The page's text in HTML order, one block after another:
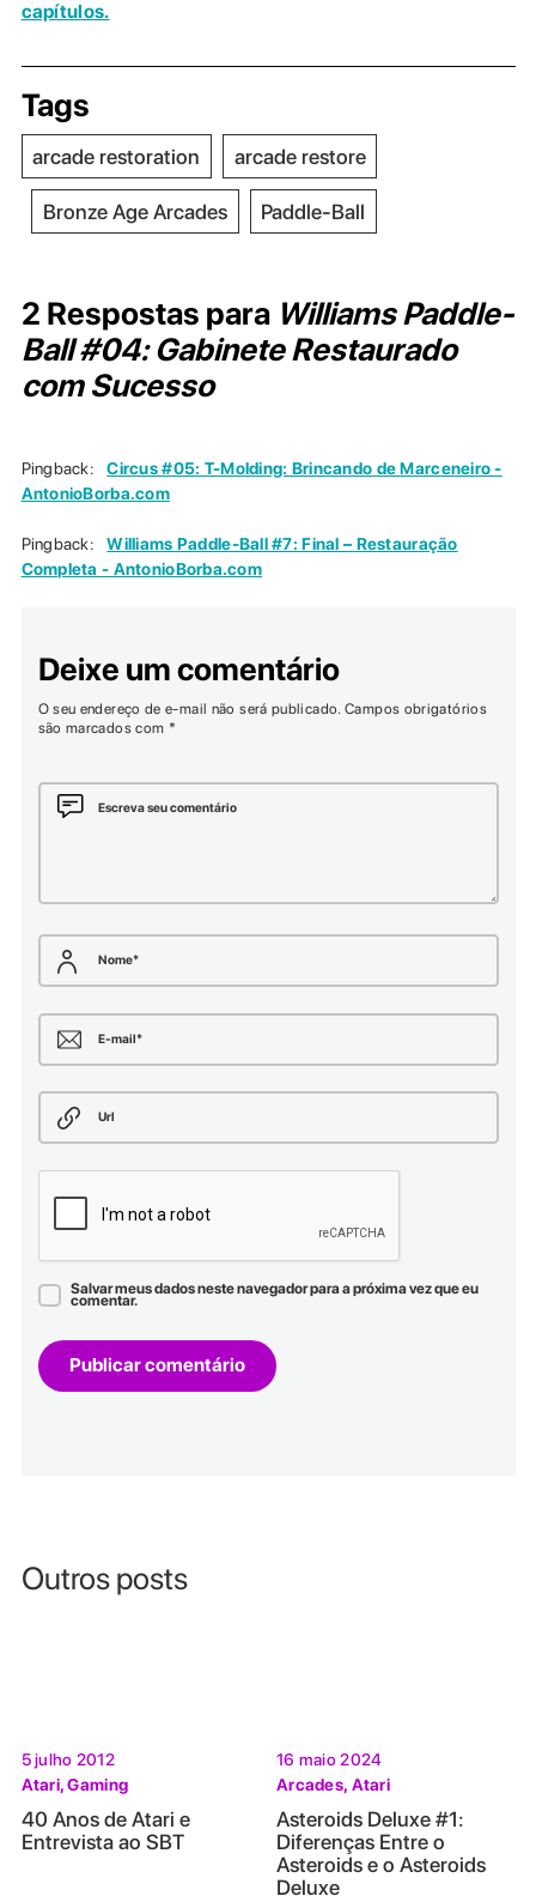
capítulos.
Tags
arcade restoration arcade restore
Bronze Age Arcades Paddle-Ball
2 Respostas para Williams Paddle-
Ball #04: Gabinete Restaurado
com Sucesso
Pingback:
Circus #05: T-Molding: Brincando de Marceneiro -
AntonioBorba.com
Pingback:
Williams Paddle-Ball #7: Final – Restauração
Completa - AntonioBorba.com
Deixe um comentário
O seu endereço de e-mail não será publicado. Campos obrigatórios
são marcados com *
Escreva seu comentário
Nome*
E-mail*
Url
Salvar meus dados neste navegador para a próxima vez que eu
comentar.
Outros posts
5 julho 2012
Atari,Gaming
40 Anos de Atari e
Entrevista ao SBT
16 maio 2024
Arcades, Atari
Asteroids Deluxe #1:
Diferenças Entre o
Asteroids e o Asteroids
Deluxe